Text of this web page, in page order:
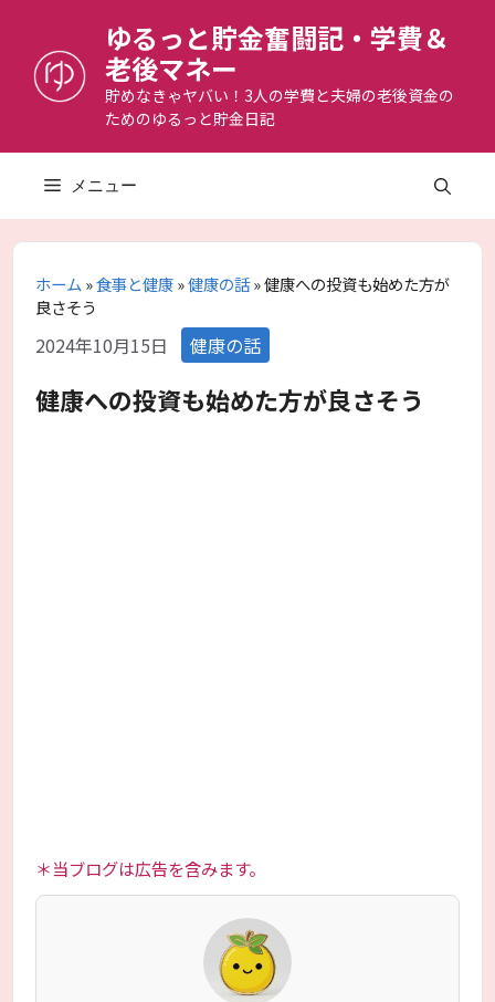
へ
ゆるっと貯金奮闘記・学費＆
老後マネー
貯めなきゃヤバい！3人の学費と夫婦の老後資金の
ためのゆるっと貯金日記
メニュー
ホーム»食事と健康»健康の話»健康への投資も始めた方が
良さそう
2024年10月15日 カ
テ
ゴ
リ
健康の話
健康への投資も始めた方が良さそう
＊当ブログは広告を含みます。